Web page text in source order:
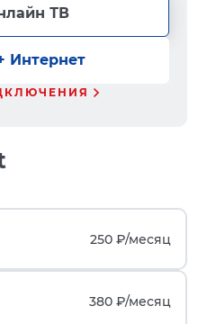
ТВ
Интернет
250 ₽/месяц
380 ₽/месяц